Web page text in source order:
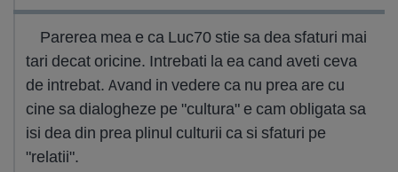
Parerea mea e ca Luc70 stie sa dea sfaturi mai
tari decat oricine. Intrebati la ea cand aveti ceva
de intrebat. Avand in vedere ca nu prea are cu
cine sa dialogheze pe "cultura" e cam obligata sa
isi dea din prea plinul culturii ca si sfaturi pe
"relatii".